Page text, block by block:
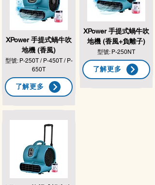
XPower 手提式蝸牛吹
地機 (香風)
型號: P-250T / P-450T / P-
650T
了解更多
XPower 手提式蝸牛吹
地機 (香風+負離子)
型號: P-250NT
了解更多